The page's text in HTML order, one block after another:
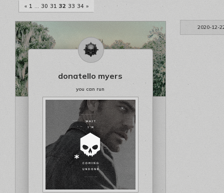
« 1 … 30 31 32 33 34 »
2020-12-
donatello myers
you can run